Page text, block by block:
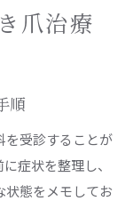
爪治療
順
を受診することが
症状を整理し、
状態をメモしてお